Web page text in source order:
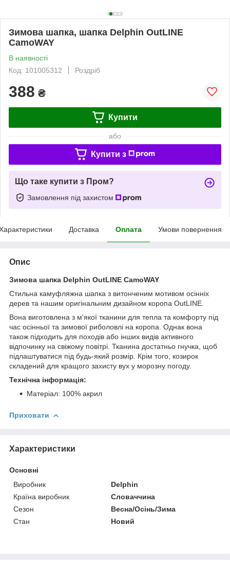
Зимова шапка, шапка Delphin OutLINE
CamoWAY
В наявності
Код: 101005312
Роздріб
388 ₴
Купити
або
Купити з
Що таке купити з Пром?
Замовлення під захистом
Доставка Оплата Умови повернення
Опис
Зимова шапка Delphin OutLINE CamoWAY
Стильна камуфляжна шапка з витонченим мотивом осінніх
дерев та нашим оригінальним дизайном коропа OutLINE.
Вона виготовлена ​​з м'якої тканини для тепла та комфорту під
час осінньої та зимової риболовлі на коропа. Однак вона
також підходить для походів або інших видів активного
відпочинку на свіжому повітрі. Тканина достатньо гнучка, щоб
підлаштуватися під будь-який розмір. Крім того, козирок
складений для кращого захисту вух у морозну погоду.
Технічна інформація:
Матеріал: 100% акрил
Приховати
Характеристики
Основні
Виробник
Delphin
Країна виробник
Словаччина
Сезон
Весна/Осінь/Зима
Стан
Новий